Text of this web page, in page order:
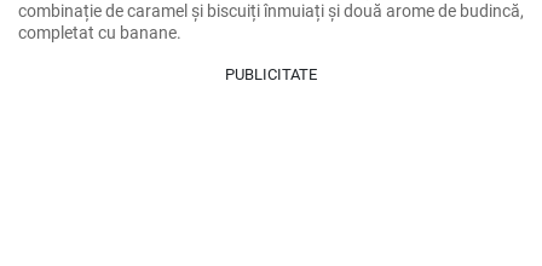
combinație de caramel și biscuiți înmuiați și două arome de budincă,
completat cu banane.
PUBLICITATE